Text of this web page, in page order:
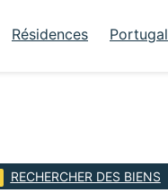
Résidences Portugal
RECHERCHER DES BIENS